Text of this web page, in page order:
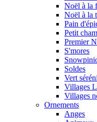
Noël à la
Noël à la
Pain
Petit
Premier
S'mores
Soldes
Vert
Villages
Villages
Ornements
Anges